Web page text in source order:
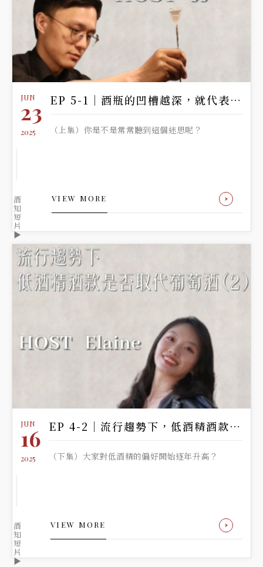
JUN
23
2025
酒
知
短
片
▶️
EP 5-1｜酒瓶的凹槽越深，就代表酒越高級!?
（上集）你是不是常常聽到這個迷思呢？
VIEW MORE
JUN
16
2025
酒
知
短
片
▶️
EP 4-2｜流行趨勢下，低酒精酒款是否成為主流
（下集）大家對低酒精的偏好開始逐年升高？
VIEW MORE